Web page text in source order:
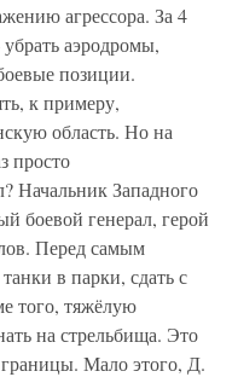
агрессора. За 4
аэродромы,
позиции.
к примеру,
область. Но на
просто
Начальник Западного
боевой генерал, герой
Перед самым
в парки, сдать с
того, тяжёлую
на стрельбища. Это
Мало этого, Д.